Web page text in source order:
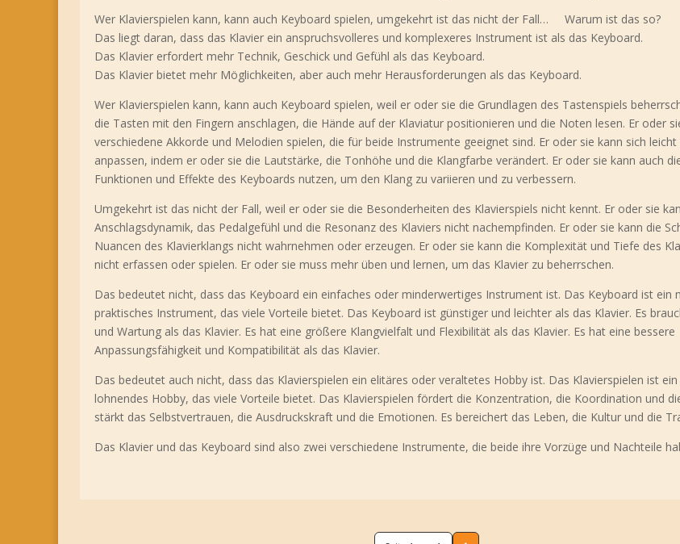
Wer Klavierspielen kann, kann auch Keyboard spielen, umgekehrt ist das nicht der Fall… Warum ist das so?
Das liegt daran, dass das Klavier ein anspruchsvolleres und komplexeres Instrument ist als das Keyboard.
Das Klavier erfordert mehr Technik, Geschick und Gefühl als das Keyboard.
Das Klavier bietet mehr Möglichkeiten, aber auch mehr Herausforderungen als das Keyboard.
Wer Klavierspielen kann, kann auch Keyboard spielen, weil er oder sie die Grundlagen des Tastenspiels
die Tasten mit den Fingern anschlagen, die Hände auf der Klaviatur positionieren und die Noten lesen. Er oder
verschiedene Akkorde und Melodien spielen, die für beide Instrumente geeignet sind. Er oder sie kann sich
anpassen, indem er oder sie die Lautstärke, die Tonhöhe und die Klangfarbe verändert. Er oder sie kann auch
Funktionen und Effekte des Keyboards nutzen, um den Klang zu variieren und zu verbessern.
Umgekehrt ist das nicht der Fall, weil er oder sie die Besonderheiten des Klavierspiels nicht kennt. Er oder sie
Anschlagsdynamik, das Pedalgefühl und die Resonanz des Klaviers nicht nachempfinden. Er oder sie kann die
Nuancen des Klavierklangs nicht wahrnehmen oder erzeugen. Er oder sie kann die Komplexität und Tiefe des
nicht erfassen oder spielen. Er oder sie muss mehr üben und lernen, um das Klavier zu beherrschen.
Das bedeutet nicht, dass das Keyboard ein einfaches oder minderwertiges Instrument ist. Das Keyboard ist ein
praktisches Instrument, das viele Vorteile bietet. Das Keyboard ist günstiger und leichter als das Klavier. Es
und Wartung als das Klavier. Es hat eine größere Klangvielfalt und Flexibilität als das Klavier. Es hat eine bessere
Anpassungsfähigkeit und Kompatibilität als das Klavier.
Das bedeutet auch nicht, dass das Klavierspielen ein elitäres oder veraltetes Hobby ist. Das Klavierspielen ist
lohnendes Hobby, das viele Vorteile bietet. Das Klavierspielen fördert die Konzentration, die Koordination und
stärkt das Selbstvertrauen, die Ausdruckskraft und die Emotionen. Es bereichert das Leben, die Kultur und die
Das Klavier und das Keyboard sind also zwei verschiedene Instrumente, die beide ihre Vorzüge und Nachteile